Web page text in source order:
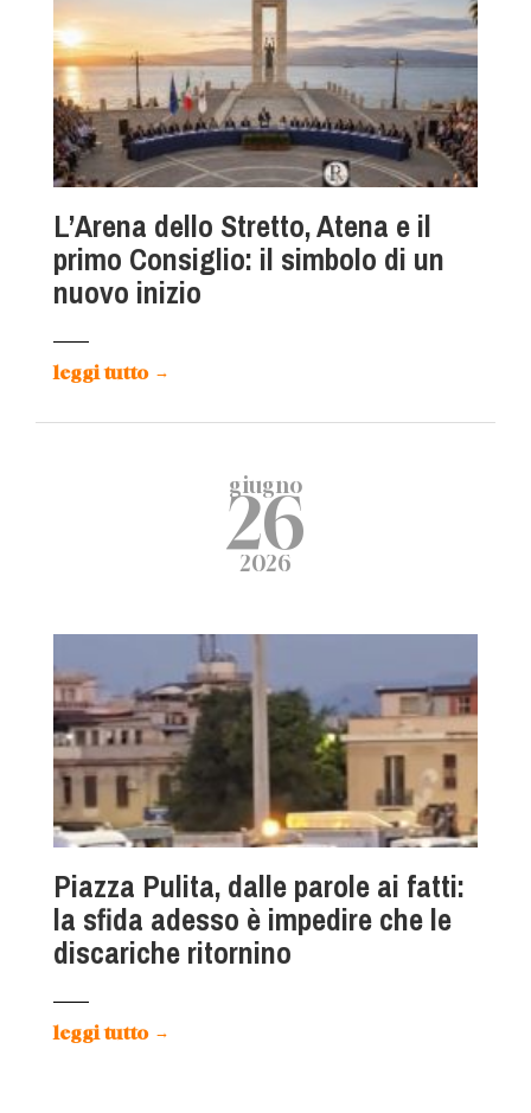
L’Arena dello Stretto, Atena e il
primo Consiglio: il simbolo di un
nuovo inizio
leggi tutto →
giugno
26
2026
Piazza Pulita, dalle parole ai fatti:
la sfida adesso è impedire che le
discariche ritornino
leggi tutto →